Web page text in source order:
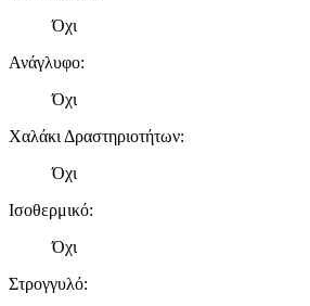
Όχι
Ανάγλυφο:
Όχι
Χαλάκι Δραστηριοτήτων:
Όχι
Ισοθερμικό:
Όχι
Στρογγυλό: